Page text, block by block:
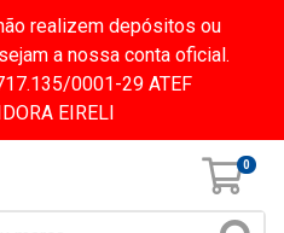
realizem depósitos ou
a nossa conta oficial.
0001-29 ATEF
EIRELI
0